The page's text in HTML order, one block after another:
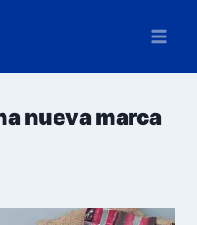
nueva marca